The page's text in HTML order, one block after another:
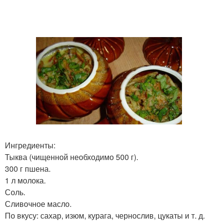
Ингредиенты:
Тыква (чищенной необходимо 500 г).
300 г пшена.
1 л молока.
Соль.
Сливочное масло.
По вкусу: сахар, изюм, курага, чернослив, цукаты и т. д.